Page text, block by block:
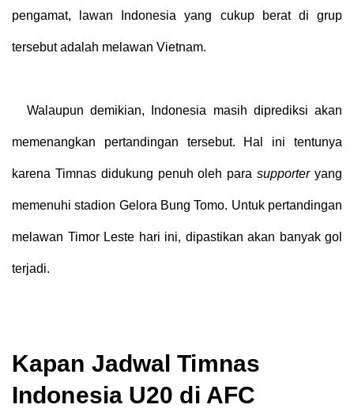
pengamat, lawan Indonesia yang cukup berat di grup
tersebut adalah melawan Vietnam.
Walaupun demikian, Indonesia masih diprediksi akan
memenangkan pertandingan tersebut. Hal ini tentunya
karena Timnas didukung penuh oleh parasupporteryang
memenuhi stadion Gelora Bung Tomo. Untuk pertandingan
melawan Timor Leste hari ini, dipastikan akan banyak gol
terjadi.
Kapan Jadwal Timnas
Indonesia U20 di AFC